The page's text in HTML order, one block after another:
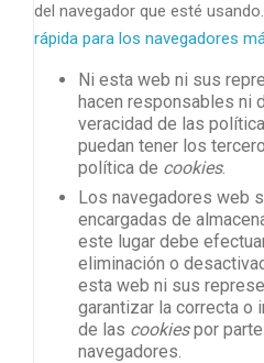
del navegador que esté usando.
rápida para los navegadores
Ni esta web ni sus
hacen responsables ni
veracidad de las
puedan tener los
política de cookies.
Los navegadores web
encargadas de
este lugar debe
eliminación o
esta web ni sus
garantizar la correcta o
de las cookiespor
navegadores.